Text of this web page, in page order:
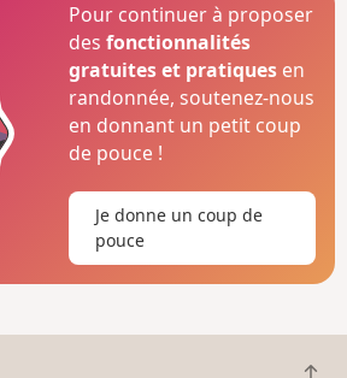
Pour continuer à proposer
desfonctionnalités
gratuites et pratiques en
randonnée, soutenez-nous
en donnant un petit coup
de pouce !
Je donne un coup de
pouce